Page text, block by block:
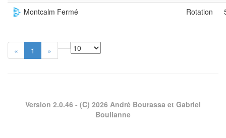
Montcalm Fermé
Rotation
« 1 »
Version 2.0.46 - (C) 2026 André Bourassa et Gabriel
Boulianne